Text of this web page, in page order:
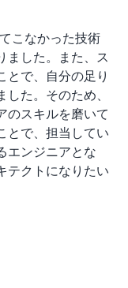
こなかった技術
ました。また、ス
とで、自分の足り
た。そのため、
のスキルを磨いて
とで、担当してい
エンジニアとな
テクトになりたい